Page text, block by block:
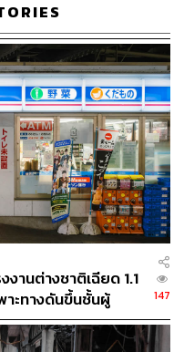
700 สาขา วางงบลงทุน
นล้านบาท สำหรับ
ะเมินว่า จำนวนผู้ใช้
นตัวมาอยู่ในระดับก่อน
รเติบโตของยอดขายจะมี
อรายที่เพิ่มขึ้น (การ
ประสิทธิภาพการขาย/
ติบโตของธุรกิจออนไลน์
ธุรกรรมออนไลน์เพิ่มขึ้น
2564)
อดขายต่อสาขาเดิมจะอยู่
โตสะสมเฉลี่ยของกำไร
านต่างชาติเฉียด 1.1
าะทางดันขึ้นชั้นผู้
147